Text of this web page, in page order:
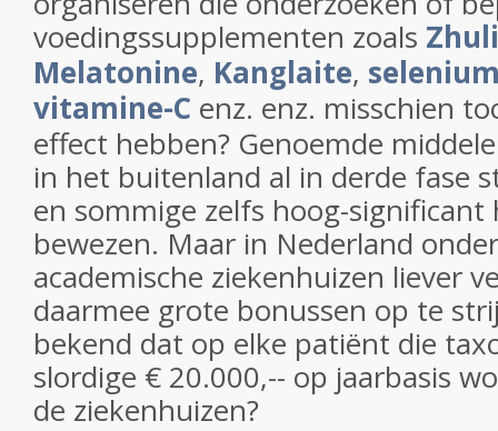
voedingssupplementen zoals
Melatonine, Kanglaite,
vitamine-C enz. enz. misschien
effect hebben? Genoemde
in het buitenland al in derde fase
en sommige zelfs hoog-significant
bewezen. Maar in Nederland
academische ziekenhuizen liever
daarmee grote bonussen op te
bekend dat op elke patiënt die
slordige € 20.000,-- op jaarbasis
de ziekenhuizen?